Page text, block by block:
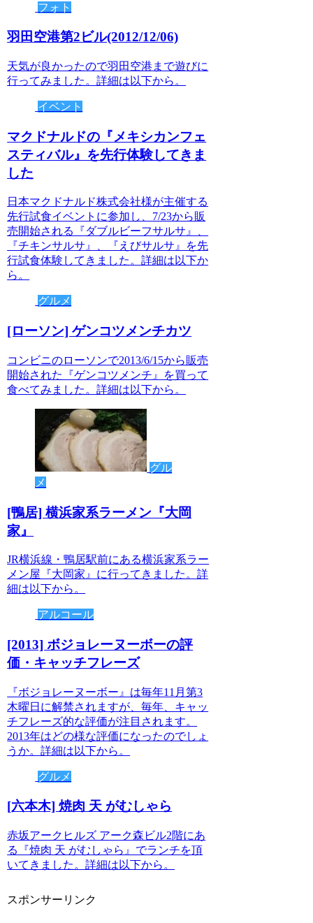
フォト
羽田空港第2ビル(2012/12/06)
天気が良かったので羽田空港まで遊びに
行ってみました。詳細は以下から。
イベント
マクドナルドの『メキシカンフェ
スティバル』を先行体験してきま
した
日本マクドナルド株式会社様が主催する
先行試食イベントに参加し、7/23から販
売開始される『ダブルビーフサルサ』、
『チキンサルサ』、『えびサルサ』を先
行試食体験してきました。詳細は以下か
ら。
グルメ
[ローソン] ゲンコツメンチカツ
コンビニのローソンで2013/6/15から販売
開始された『ゲンコツメンチ』を買って
食べてみました。詳細は以下から。
グル
メ
[鴨居] 横浜家系ラーメン『大岡
家』
JR横浜線・鴨居駅前にある横浜家系ラー
メン屋『大岡家』に行ってきました。詳
細は以下から。
アルコール
[2013] ボジョレーヌーボーの評
価・キャッチフレーズ
『ボジョレーヌーボー』は毎年11月第3
木曜日に解禁されますが、毎年、キャッ
チフレーズ的な評価が注目されます。
2013年はどの様な評価になったのでしょ
うか。詳細は以下から。
グルメ
[六本木] 焼肉 天 がむしゃら
赤坂アークヒルズ アーク森ビル2階にあ
る『焼肉 天 がむしゃら』でランチを頂
いてきました。詳細は以下から。
スポンサーリンク